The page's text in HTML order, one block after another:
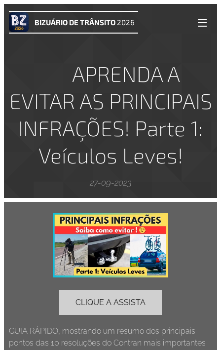
BIZUÁRIO DE TRÂNSITO 2026
⚠️ APRENDA A
EVITAR AS PRINCIPAIS
INFRAÇÕES! Parte 1:
Veículos Leves!
27-09-2023
CLIQUE A ASSISTA
GUIA RÁPIDO, mostrando um resumo dos principais
pontos das 10 resoluções do Contran mais importantes